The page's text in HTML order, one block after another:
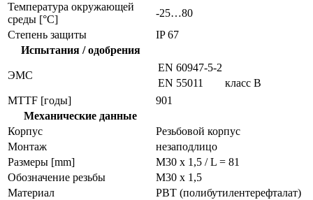
Температура окружающей
среды [°C]
-25…80
Степень защиты
IP 67
Испытания / одобрения
ЭMC
EN 60947-5-2
EN 55011
класс B
MTTF [годы]
901
Механические данные
Корпус
Резьбовой корпус
Монтаж
незаподлицо
Размеры [mm]
M30 x 1,5 / L = 81
Обозначение резьбы
M30 x 1,5
Материал
PBT (полибутилентерефталат)